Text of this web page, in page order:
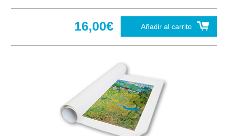
Añadir al carrito
16,00€